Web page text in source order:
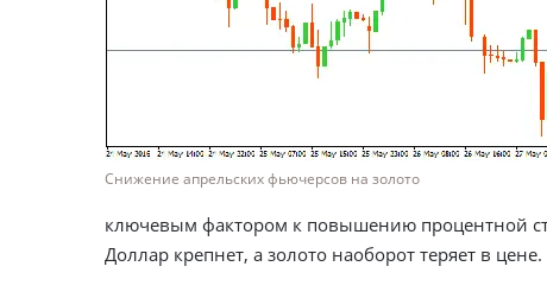
ключевым фактором к повышению процентной
Доллар крепнет, а золото наоборот теряет в цене.